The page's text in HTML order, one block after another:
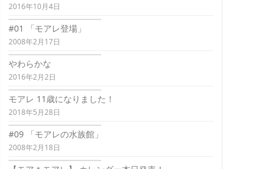
2016年10月4日
#01 「モアレ登場」
2008年2月17日
やわらかな
2016年2月2日
モアレ 11歳になりました！
2018年5月28日
#09 「モアレの水族館」
2008年2月18日